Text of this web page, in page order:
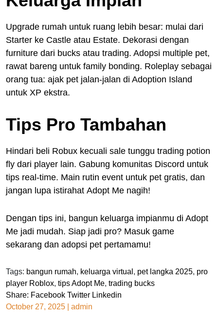
Upgrade rumah untuk ruang lebih besar: mulai dari
Starter ke Castle atau Estate. Dekorasi dengan
furniture dari bucks atau trading. Adopsi multiple pet,
rawat bareng untuk family bonding. Roleplay sebagai
orang tua: ajak pet jalan-jalan di Adoption Island
untuk XP ekstra.
Tips Pro Tambahan
Hindari beli Robux kecuali sale tunggu trading potion
fly dari player lain. Gabung komunitas Discord untuk
tips real-time. Main rutin event untuk pet gratis, dan
jangan lupa istirahat Adopt Me nagih!
Dengan tips ini, bangun keluarga impianmu di Adopt
Me jadi mudah. Siap jadi pro? Masuk game
sekarang dan adopsi pet pertamamu!
Tags: bangun rumah, keluarga virtual , pet langka 2025, pro
player Roblox, tips Adopt Me, trading bucks
Share: Facebook Twitter Linkedin
October 27, 2025
admin